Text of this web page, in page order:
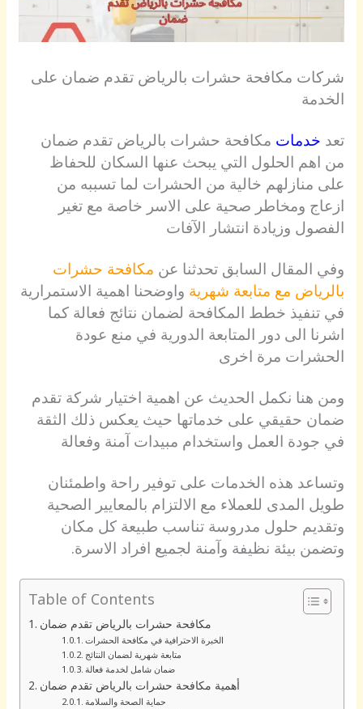
شركات مكافحة حشرات بالرياض تقدم ضمان على
الخدمة
تعد خدمات مكافحة حشرات بالرياض تقدم ضمان
من اهم الحلول التي يبحث عنها السكان للحفاظ
على منازلهم خالية من الحشرات لما تسببه من
ازعاج ومخاطر صحية على الاسر خاصة مع تغير
الفصول وزيادة انتشار الآفات
وفي المقال السابق تحدثنا عن مكافحة حشرات
بالرياض مع متابعة شهرية واوضحنا اهمية الاستمرارية
في تنفيذ خطط المكافحة لضمان نتائج فعالة كما
اشرنا الى دور المتابعة الدورية في منع عودة
الحشرات مرة اخرى
ومن هنا نكمل الحديث عن اهمية اختيار شركة تقدم
ضمان حقيقي على خدماتها حيث يعكس ذلك الثقة
في جودة العمل واستخدام مبيدات آمنة وفعالة
وتساعد هذه الخدمات على توفير راحة واطمئنان
طويل المدى للعملاء مع الالتزام بالمعايير الصحية
وتقديم حلول مدروسة تناسب طبيعة كل مكان
وتضمن بيئة نظيفة وآمنة لجميع افراد الاسرة.
Table of Contents
مكافحة حشرات بالرياض تقدم ضمان
الخبرة الاحترافية في مكافحة الحشرات
متابعة شهرية لضمان النتائج
ضمان شامل لخدمة فعالة
أهمية مكافحة حشرات بالرياض تقدم ضمان
حماية الصحة والسلامة